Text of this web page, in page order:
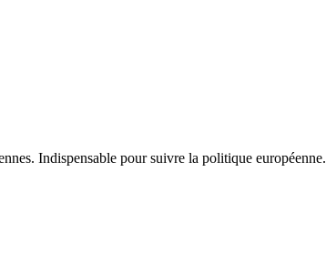
Indispensable pour suivre la politique européenne.